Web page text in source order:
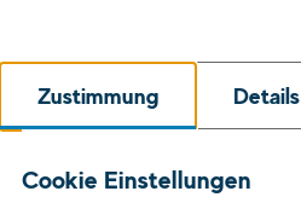
Zustimmung Details
Cookie Einstellungen